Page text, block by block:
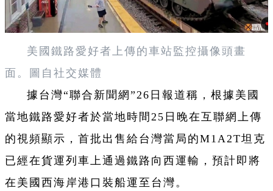
美國鐵路愛好者上傳的車站監控攝像頭畫
面。圖自社交媒體
據台灣“聯合新聞網”26日報道稱，根據美國
當地鐵路愛好者於當地時間25日晚在互聯網上傳
的視頻顯示，首批出售給台灣當局的M1A2T坦克
已經在貨運列車上通過鐵路向西運輸，預計即將
在美國西海岸港口裝船運至台灣。